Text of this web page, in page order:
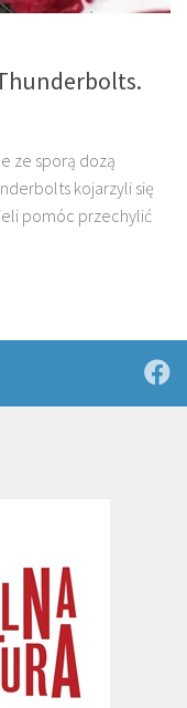
ze sporą dozą
kojarzyli się
pomóc przechylić